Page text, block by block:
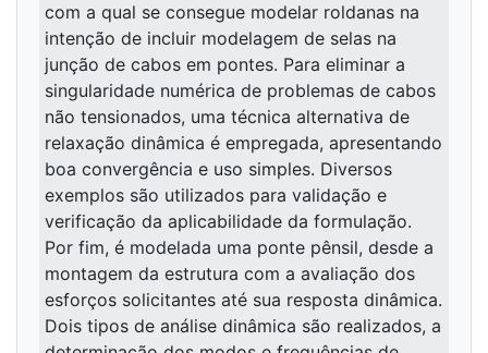
com a qual se consegue modelar roldanas na
intenção de incluir modelagem de selas na
junção de cabos em pontes. Para eliminar a
singularidade numérica de problemas de cabos
não tensionados, uma técnica alternativa de
relaxação dinâmica é empregada, apresentando
boa convergência e uso simples. Diversos
exemplos são utilizados para validação e
verificação da aplicabilidade da formulação.
Por fim, é modelada uma ponte pênsil, desde a
montagem da estrutura com a avaliação dos
esforços solicitantes até sua resposta dinâmica.
Dois tipos de análise dinâmica são realizados, a